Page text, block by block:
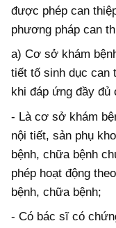
được phép can
phương pháp can
a) Cơ sở khám
tiết tố sinh dục can
khi đáp ứng đầy đủ
- Là cơ sở khám
nội tiết, sản phụ
bệnh, chữa bệnh
phép hoạt động
bệnh, chữa bệnh;
- Có bác sĩ có